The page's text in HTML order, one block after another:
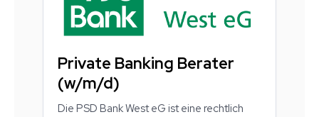
Private Banking Berater
(w/m/d)
Die PSD Bank West eG ist eine rechtlich